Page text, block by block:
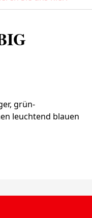
grün-
leuchtend blauen